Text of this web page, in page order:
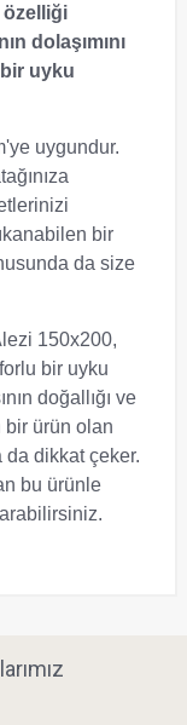
özelliği
dolaşımını
uyku
uygundur.
bir
da size
150x200,
bir uyku
doğallığı ve
bir ürün olan
da dikkat çeker.
bu ürünle